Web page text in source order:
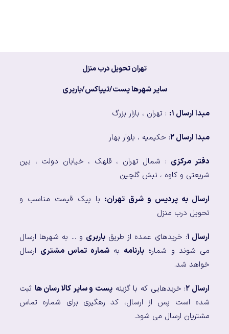
تهران تحویل درب منزل
سایر شهرها پست/تیپاکس/باربری
مبدا ارسال ۱: : تهران ، بازار بزرگ
مبدا ارسال ۲ : حکیمیه ، بلوار بهار
دفتر مرکزی : شمال تهران ، قلهک ، خیابان دولت ، بین
شریعتی و کاوه ، نبش گلچین
ارسال به پردیس و شرق تهران: با پیک قیمت مناسب و
تحویل درب منزل
ارسال ۱ : خریدهای عمده از طریقباربری و ... به شهرها ارسال
می شوند و شماره بارنامه بهشماره تماس مشتری ارسال
خواهد شد.
ارسال ۲ : خریدهایی که با گزینه پست و سایر کالا رسان ها ثبت
شده است پس از ارسال، کد رهگیری برای شماره تماس
مشتریان ارسال می شود.